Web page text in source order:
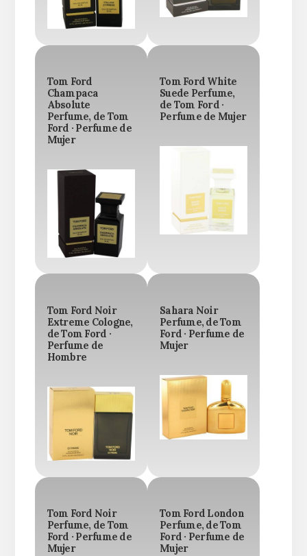
Tom Ford
Champaca
Absolute
Perfume, de Tom
Ford · Perfume de
Mujer
Tom Ford White
Suede Perfume,
de Tom Ford ·
Perfume de Mujer
Tom Ford Noir
Extreme Cologne,
de Tom Ford ·
Perfume de
Hombre
Sahara Noir
Perfume, de Tom
Ford · Perfume de
Mujer
Tom Ford Noir
Perfume, de Tom
Ford · Perfume de
Mujer
Tom Ford London
Perfume, de Tom
Ford · Perfume de
Mujer